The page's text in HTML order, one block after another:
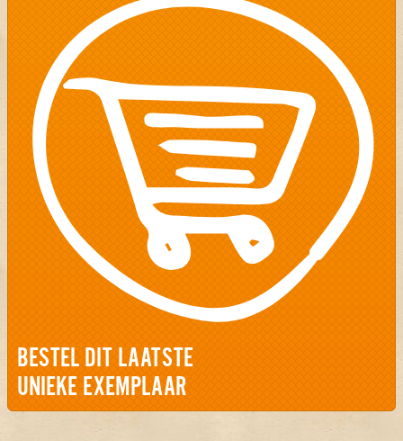
BESTEL DIT LAATSTE
UNIEKE EXEMPLAAR